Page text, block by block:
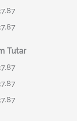
Tutar